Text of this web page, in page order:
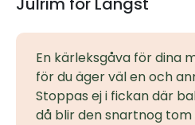
En kärleksgåva för dina
för du äger väl en och
Stoppas ej i fickan där
då blir den snartnog tom